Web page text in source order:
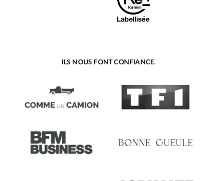
ILS NOUS FONT CONFIANCE.